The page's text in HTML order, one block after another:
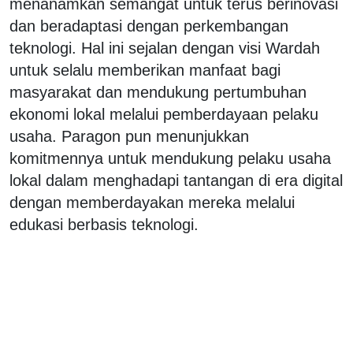
menanamkan semangat untuk terus berinovasi
dan beradaptasi dengan perkembangan
teknologi. Hal ini sejalan dengan visi Wardah
untuk selalu memberikan manfaat bagi
masyarakat dan mendukung pertumbuhan
ekonomi lokal melalui pemberdayaan pelaku
usaha. Paragon pun menunjukkan
komitmennya untuk mendukung pelaku usaha
lokal dalam menghadapi tantangan di era digital
dengan memberdayakan mereka melalui
edukasi berbasis teknologi.